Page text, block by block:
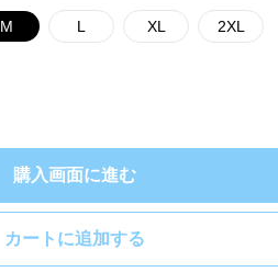
M L XL 2XL
購入画面に進む
カートに追加する